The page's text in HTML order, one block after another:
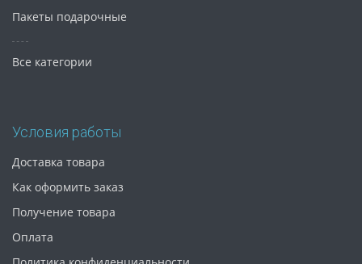
Пакеты подарочные
Все категории
Условия работы
Доставка товара
Как оформить заказ
Получение товара
Оплата